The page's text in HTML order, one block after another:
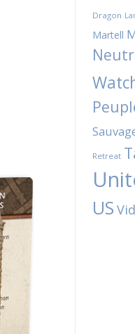
Dragon
Martell
Retreat
US